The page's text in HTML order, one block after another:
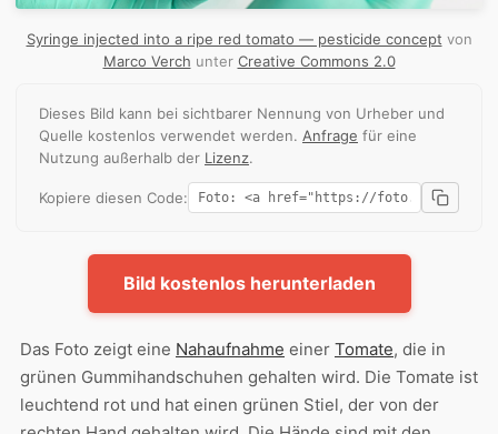
Syringe injected into a ripe red tomato — pesticide concept von
Marco Verch unter Creative Commons 2.0
Dieses Bild kann bei sichtbarer Nennung von Urheber und
Quelle kostenlos verwendet werden. Anfrage für eine
Nutzung außerhalb der Lizenz.
Kopiere diesen Code:
Bild kostenlos herunterladen
Das Foto zeigt eine Nahaufnahme einer Tomate, die in
grünen Gummihandschuhen gehalten wird. Die Tomate ist
leuchtend rot und hat einen grünen Stiel, der von der